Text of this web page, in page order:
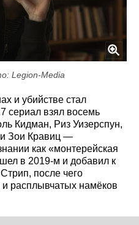
Legion-Media
и убийстве стал
сериал взял восемь
Кидман, Риз Уизерспун,
Зои Кравиц —
как «монтерейская
в 2019‑м и добавил к
после чего
расплывчатых намёков